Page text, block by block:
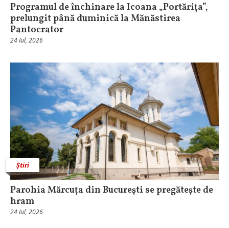
Programul de închinare la Icoana „Portărița”,
prelungit până duminică la Mănăstirea
Pantocrator
24 Iul, 2026
Știri
Parohia Mărcuța din Bucureşti se pregătește de
hram
24 Iul, 2026